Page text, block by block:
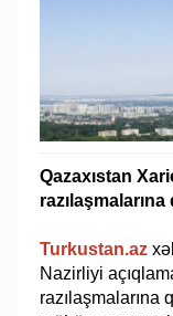
Qazaxıstan
Turkustan.az
Nazirliyi
razılaşmalarına